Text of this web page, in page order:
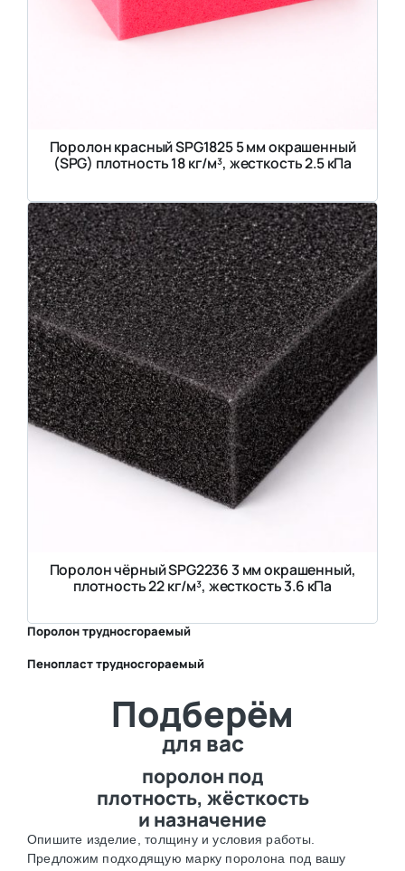
Поролон красный SPG1825 5 мм окрашенный
(SPG) плотность 18 кг/м³, жесткость 2.5 кПа
Поролон чёрный SPG2236 3 мм окрашенный,
плотность 22 кг/м³, жесткость 3.6 кПа
Поролон трудносгораемый
Пенопласт трудносгораемый
Подберём
для вас
поролон под
плотность, жёсткость
и назначение
Опишите изделие, толщину и условия работы.
Предложим подходящую марку поролона под вашу